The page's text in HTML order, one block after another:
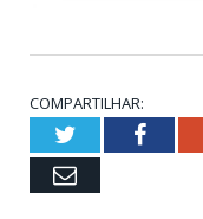
COMPARTILHAR:
Twitter
Email